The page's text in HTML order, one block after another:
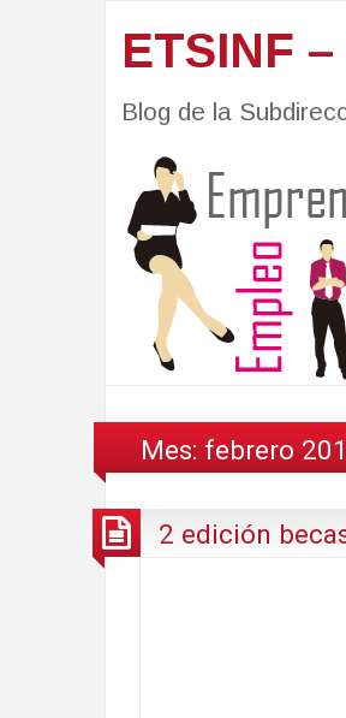
ETSINF
Blog de la
Mes: febrero
2 edición